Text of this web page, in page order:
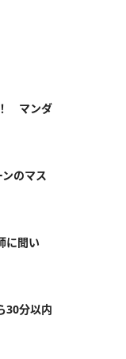
マンダ
のマス
に聞い
30分以内